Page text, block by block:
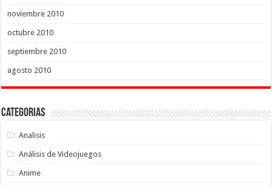
noviembre 2010
octubre 2010
septiembre 2010
agosto 2010
Categorias
Analisis
Análisis de Videojuegos
Anime